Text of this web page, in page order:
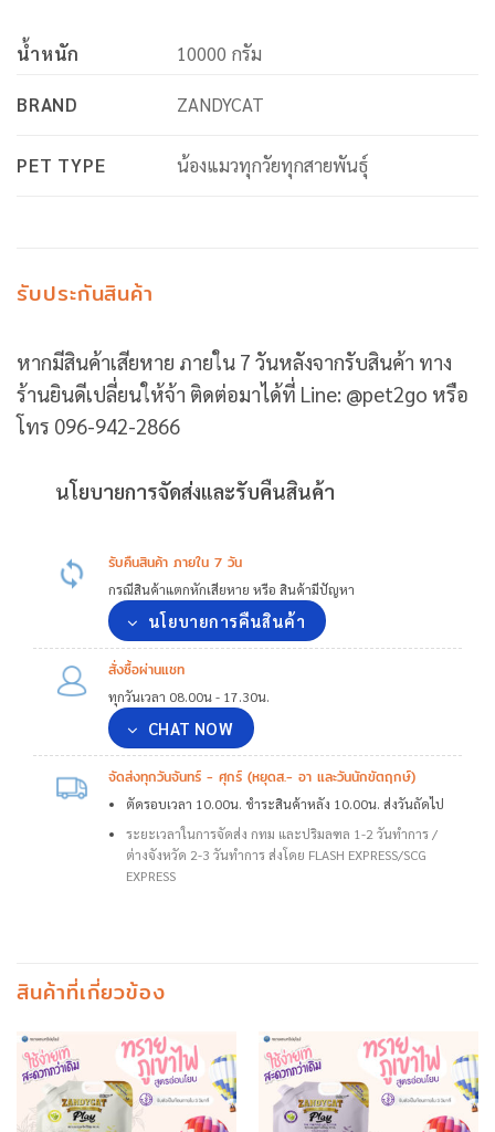
น้ำหนัก 10000 กรัม
BRAND ZANDYCAT
PET TYPE น้องแมวทุกวัยทุกสายพันธุ์
รับประกันสินค้า
หากมีสินค้าเสียหาย ภายใน 7 วันหลังจากรับสินค้า ทาง
ร้านยินดีเปลี่ยนให้จ้า ติดต่อมาได้ที่ Line: @pet2go หรือ
โทร 096-942-2866
นโยบายการจัดส่งและรับคืนสินค้า
รับคืนสินค้า ภายใน 7 วัน
กรณีสินค้าแตกหักเสียหาย หรือ สินค้ามีปัญหา
นโยบายการคืนสินค้า
สั่งซื้อผ่านแชท
ทุกวันเวลา 08.00น - 17.30น.
CHAT NOW
จัดส่งทุกวันจันทร์ - ศุกร์ (หยุดส.- อา และวันนักขัตฤกษ์)
ตัดรอบเวลา 10.00น. ชำระสินค้าหลัง 10.00น. ส่งวันถัดไป
ระยะเวลาในการจัดส่ง กทม และปริมลฑล 1-2 วันทำการ /
ต่างจังหวัด 2-3 วันทำการ ส่งโดย FLASH EXPRESS/SCG
EXPRESS
สินค้าที่เกี่ยวข้อง